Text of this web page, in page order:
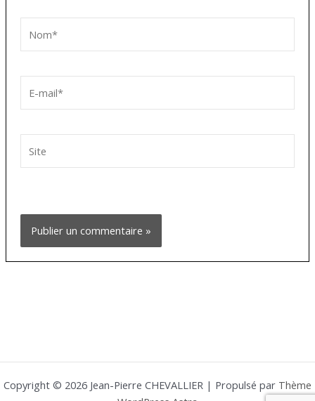
mail*
Copyright © 2026 Jean-Pierre CHEVALLIER | Propulsé par Thème